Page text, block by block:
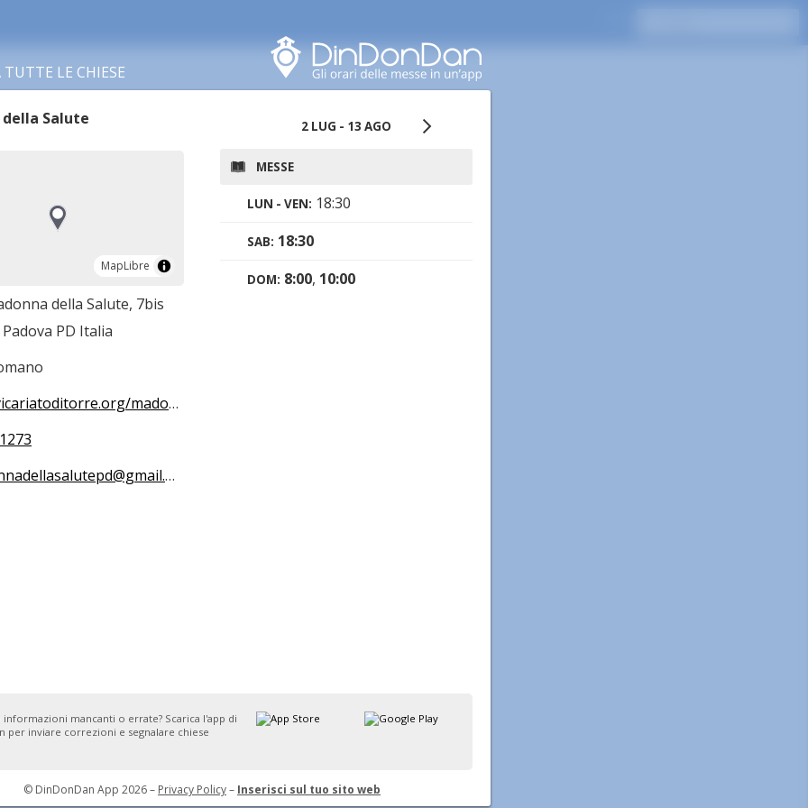
LE CHIESE
Salute
MapLibre
MapLibre
della Salute, 7bis
PD Italia
madonna-della-salute
2 LUG - 13 AGO
MESSE
LUN - VEN: 18:30
SAB: 18:30
DOM: 8:00, 10:00
informazioni mancanti o errate? Scarica l'app di
per inviare correzioni e segnalare chiese
© DinDonDan App 2026 – Privacy Policy– Inserisci sul tuo sito web